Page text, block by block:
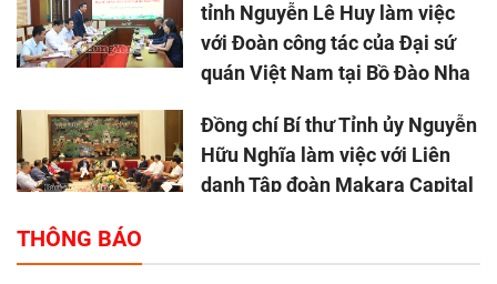
tỉnh Nguyễn Lê Huy làm việc
với Đoàn công tác của Đại sứ
quán Việt Nam tại Bồ Đào Nha
Đồng chí Bí thư Tỉnh ủy Nguyễn
Hữu Nghĩa làm việc với Liên
danh Tập đoàn Makara Capital
Tổng thu ngân sách nhà nước 9
THÔNG BÁO